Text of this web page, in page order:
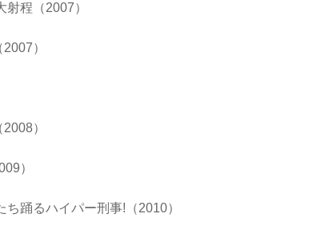
射程（2007）
）
）
）
ち踊るハイパー刑事!（2010）